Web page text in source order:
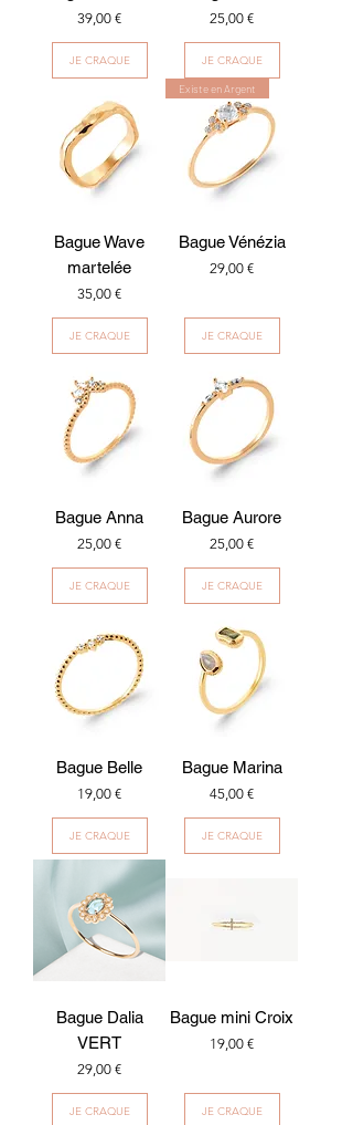
Prix
39,00 €
JE CRAQUE
Prix
25,00 €
JE CRAQUE
Bague Wave
martelée
Prix
35,00 €
JE CRAQUE
Existe en Argent
Bague Vénézia
Prix
29,00 €
JE CRAQUE
Bague Anna
Prix
25,00 €
JE CRAQUE
Bague Aurore
Prix
25,00 €
JE CRAQUE
Bague Belle
Prix
19,00 €
JE CRAQUE
Bague Marina
Prix
45,00 €
JE CRAQUE
Bague Dalia
VERT
Prix
29,00 €
JE CRAQUE
Bague mini Croix
Prix
19,00 €
JE CRAQUE